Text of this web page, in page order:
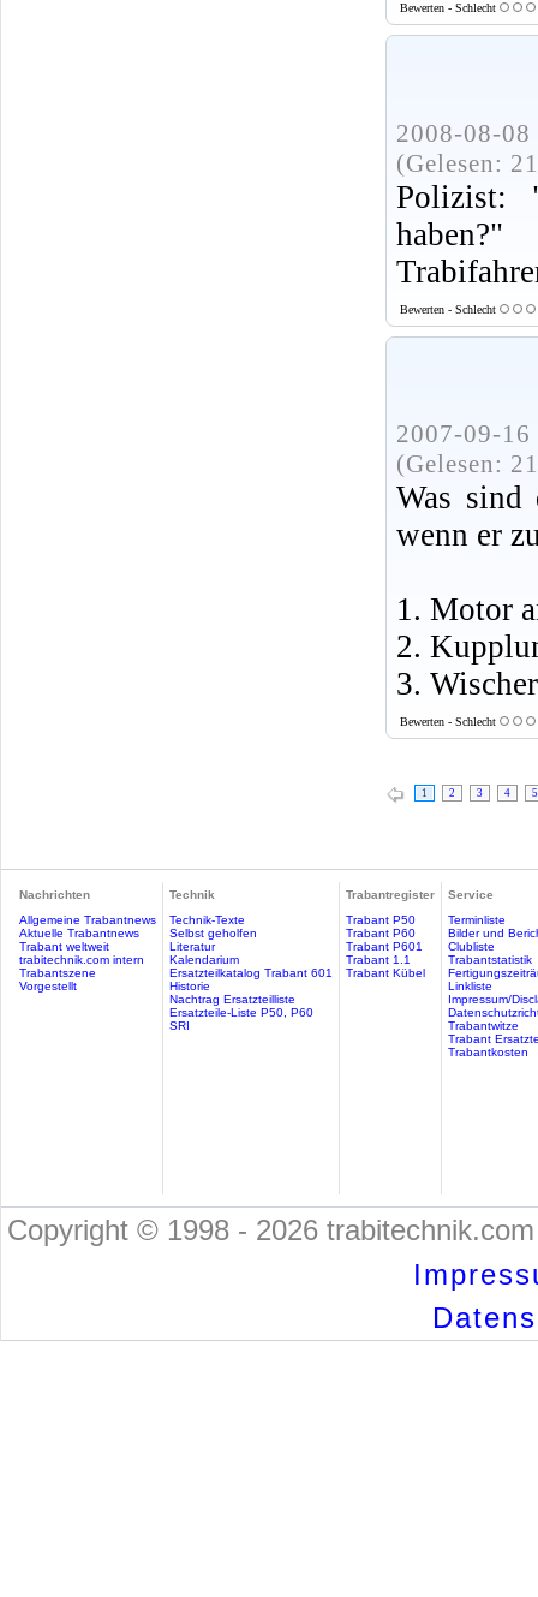
Bewerten - Schlecht
2008-08-
(Gelesen:
Polizist:
haben?"
Bewerten - Schlecht
2007-09-
(Gelesen:
Was sind
wenn er
1. Motor
2.
3.
Bewerten - Schlecht
1 2 3 4 5
Nachrichten
Allgemeine Trabantnews
Aktuelle Trabantnews
Trabant weltweit
trabitechnik.com intern
Trabantszene
Vorgestellt
Technik
Technik-Texte
Selbst geholfen
Literatur
Kalendarium
Ersatzteilkatalog Trabant 601
Historie
Nachtrag Ersatzteilliste
Ersatzteile-Liste P50, P60
SRI
Trabantregister
Trabant P50
Trabant P60
Trabant P601
Trabant 1.1
Trabant Kübel
Service
Terminliste
Bilder und
Clubliste
Trabantstatistik
Linkliste
Impressum/
Trabantwitze
Trabant
Trabantkosten
Copyright © 1998 - 2026